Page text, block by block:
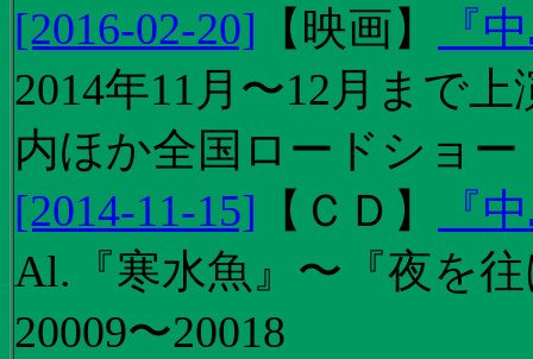
[2016-02-20] 【 映画】
『
2014年11月〜12月まで
内ほか全国ロードショー
[2014-11-15] 【 ＣＤ 】
『
Al.『寒水魚』〜『夜を
20009〜20018